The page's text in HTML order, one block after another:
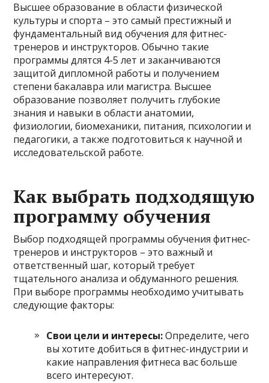
Высшее образование в области физической
культуры и спорта – это самый престижный и
фундаментальный вид обучения для фитнес-
тренеров и инструкторов. Обычно такие
программы длятся 4-5 лет и заканчиваются
защитой дипломной работы и получением
степени бакалавра или магистра. Высшее
образование позволяет получить глубокие
знания и навыки в области анатомии,
физиологии, биомеханики, питания, психологии и
педагогики, а также подготовиться к научной и
исследовательской работе.
Как выбрать подходящую
программу обучения
Выбор подходящей программы обучения фитнес-
тренеров и инструкторов – это важный и
ответственный шаг, который требует
тщательного анализа и обдуманного решения.
При выборе программы необходимо учитывать
следующие факторы:
Свои цели и интересы:Определите, чего
вы хотите добиться в фитнес-индустрии и
какие направления фитнеса вас больше
всего интересуют.